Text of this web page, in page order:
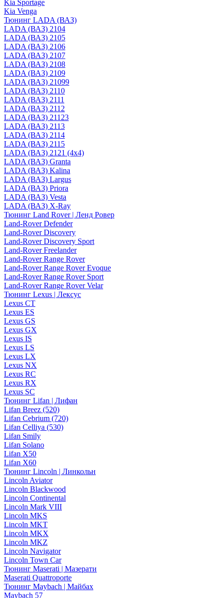
Kia Sportage
Kia Venga
Тюнинг LADA (ВАЗ)
LADA (ВАЗ) 2104
LADA (ВАЗ) 2105
LADA (ВАЗ) 2106
LADA (ВАЗ) 2107
LADA (ВАЗ) 2108
LADA (ВАЗ) 2109
LADA (ВАЗ) 21099
LADA (ВАЗ) 2110
LADA (ВАЗ) 2111
LADA (ВАЗ) 2112
LADA (ВАЗ) 21123
LADA (ВАЗ) 2113
LADA (ВАЗ) 2114
LADA (ВАЗ) 2115
LADA (ВАЗ) 2121 (4x4)
LADA (ВАЗ) Granta
LADA (ВАЗ) Kalina
LADA (ВАЗ) Largus
LADA (ВАЗ) Priora
LADA (ВАЗ) Vesta
LADA (ВАЗ) X-Ray
Тюнинг Land Rover | Ленд Ровер
Land-Rover Defender
Land-Rover Discovery
Land-Rover Discovery Sport
Land-Rover Freelander
Land-Rover Range Rover
Land-Rover Range Rover Evoque
Land-Rover Range Rover Sport
Land-Rover Range Rover Velar
Тюнинг Lexus | Лексус
Lexus CT
Lexus ES
Lexus GS
Lexus GX
Lexus IS
Lexus LS
Lexus LX
Lexus NX
Lexus RC
Lexus RX
Lexus SC
Тюнинг Lifan | Лифан
Lifan Breez (520)
Lifan Cebrium (720)
Lifan Celliya (530)
Lifan Smily
Lifan Solano
Lifan X50
Lifan X60
Тюнинг Lincoln | Линкольн
Lincoln Aviator
Lincoln Blackwood
Lincoln Continental
Lincoln Mark VIII
Lincoln MKS
Lincoln MKT
Lincoln MKX
Lincoln MKZ
Lincoln Navigator
Lincoln Town Car
Тюнинг Maserati | Мазерати
Maserati Quattroporte
Тюнинг Maybach | Майбах
Maybach 57